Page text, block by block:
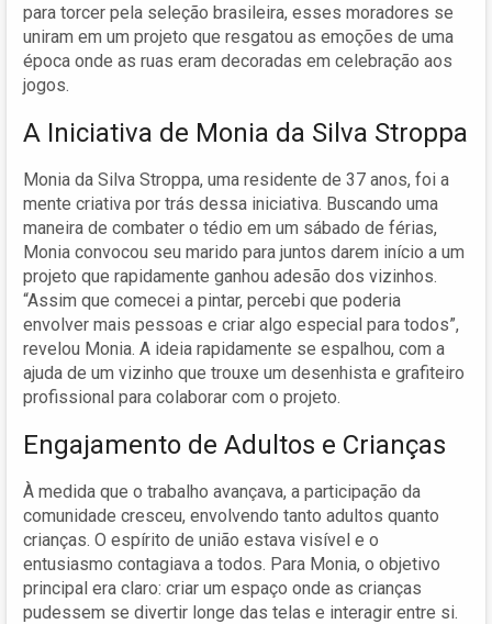
para torcer pela seleção brasileira, esses moradores se
uniram em um projeto que resgatou as emoções de uma
época onde as ruas eram decoradas em celebração aos
jogos.
A Iniciativa de Monia da Silva Stroppa
Monia da Silva Stroppa, uma residente de 37 anos, foi a
mente criativa por trás dessa iniciativa. Buscando uma
maneira de combater o tédio em um sábado de férias,
Monia convocou seu marido para juntos darem início a um
projeto que rapidamente ganhou adesão dos vizinhos.
“Assim que comecei a pintar, percebi que poderia
envolver mais pessoas e criar algo especial para todos”,
revelou Monia. A ideia rapidamente se espalhou, com a
ajuda de um vizinho que trouxe um desenhista e grafiteiro
profissional para colaborar com o projeto.
Engajamento de Adultos e Crianças
À medida que o trabalho avançava, a participação da
comunidade cresceu, envolvendo tanto adultos quanto
crianças. O espírito de união estava visível e o
entusiasmo contagiava a todos. Para Monia, o objetivo
principal era claro: criar um espaço onde as crianças
pudessem se divertir longe das telas e interagir entre si.